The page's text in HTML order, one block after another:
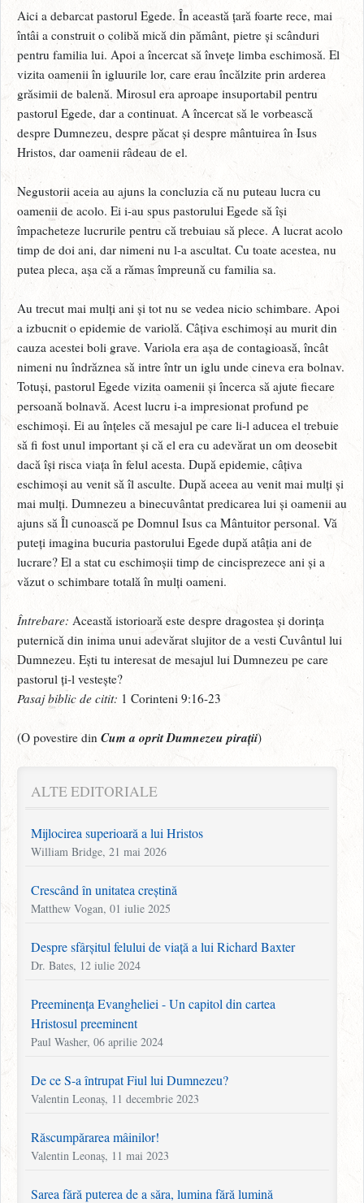
Aici a debarcat pastorul Egede. În această țară foarte rece, mai
întâi a construit o colibă mică din pământ, pietre și scânduri
pentru familia lui. Apoi a încercat să învețe limba eschimosă. El
vizita oamenii în igluurile lor, care erau încălzite prin arderea
grăsimii de balenă. Mirosul era aproape insuportabil pentru
pastorul Egede, dar a continuat. A încercat să le vorbească
despre Dumnezeu, despre păcat și despre mântuirea în Isus
Hristos, dar oamenii râdeau de el.
Negustorii aceia au ajuns la concluzia că nu puteau lucra cu
oamenii de acolo. Ei i-au spus pastorului Egede să își
împacheteze lucrurile pentru că trebuiau să plece. A lucrat acolo
timp de doi ani, dar nimeni nu l-a ascultat. Cu toate acestea, nu
putea pleca, așa că a rămas împreună cu familia sa.
Au trecut mai mulți ani și tot nu se vedea nicio schimbare. Apoi
a izbucnit o epidemie de variolă. Câțiva eschimoși au murit din
cauza acestei boli grave. Variola era așa de contagioasă, încât
nimeni nu îndrăznea să intre într un iglu unde cineva era bolnav.
Totuși, pastorul Egede vizita oamenii și încerca să ajute fiecare
persoană bolnavă. Acest lucru i-a impresionat profund pe
eschimoși. Ei au înțeles că mesajul pe care li-l aducea el trebuie
să fi fost unul important și că el era cu adevărat un om deosebit
dacă își risca viața în felul acesta. După epidemie, câțiva
eschimoși au venit să îl asculte. După aceea au venit mai mulți și
mai mulți. Dumnezeu a binecuvântat predicarea lui și oamenii au
ajuns să Îl cunoască pe Domnul Isus ca Mântuitor personal. Vă
puteți imagina bucuria pastorului Egede după atâția ani de
lucrare? El a stat cu eschimoșii timp de cincisprezece ani și a
văzut o schimbare totală în mulți oameni.
Întrebare: Această istorioară este despre dragostea și dorința
puternică din inima unui adevărat slujitor de a vesti Cuvântul lui
Dumnezeu. Ești tu interesat de mesajul lui Dumnezeu pe care
pastorul ți-l vestește?
Pasaj biblic de citit: 1 Corinteni 9:16-23
(O povestire din Cum a oprit Dumnezeu pirații)
ALTE EDITORIALE
Mijlocirea superioară a lui Hristos
William Bridge, 21 mai 2026
Crescând în unitatea creștină
Matthew Vogan, 01 iulie 2025
Despre sfârșitul felului de viață a lui Richard Baxter
Dr. Bates, 12 iulie 2024
Preeminența Evangheliei - Un capitol din cartea
Hristosul preeminent
Paul Washer, 06 aprilie 2024
De ce S-a întrupat Fiul lui Dumnezeu?
Valentin Leonaș, 11 decembrie 2023
Răscumpărarea mâinilor!
Valentin Leonaș, 11 mai 2023
Sarea fără puterea de a săra, lumina fără lumină